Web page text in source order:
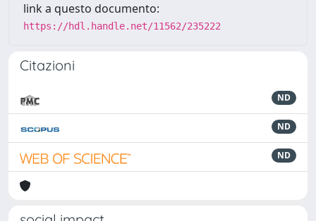
link a questo documento:
https://hdl.handle.net/11562/235222
Citazioni
ND
ND
ND